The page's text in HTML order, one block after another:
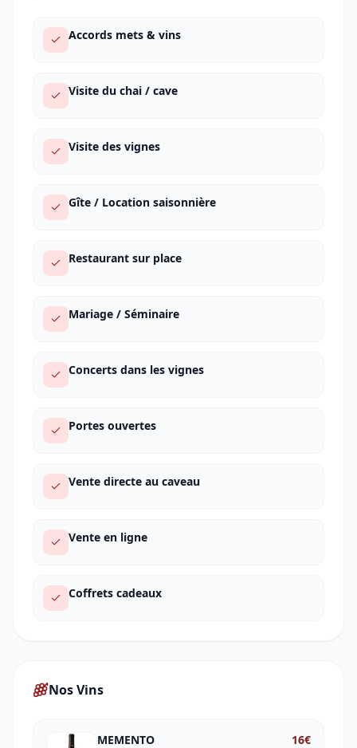
Accords mets & vins
Visite du chai / cave
Visite des vignes
Gîte / Location saisonnière
Restaurant sur place
Mariage / Séminaire
Concerts dans les vignes
Portes ouvertes
Vente directe au caveau
Vente en ligne
Coffrets cadeaux
Nos Vins
MEMENTO 16€